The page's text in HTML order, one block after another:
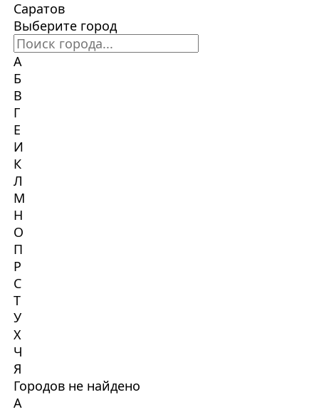
Саратов
Выберите город
А
Б
В
Г
Е
И
К
Л
М
Н
О
П
Р
С
Т
У
Х
Ч
Я
Городов не найдено
А